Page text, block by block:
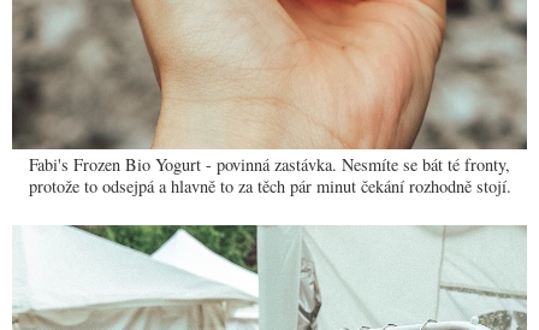
Fabi's Frozen Bio Yogurt - povinná zastávka. Nesmíte se bát té fronty,
protože to odsejpá a hlavně to za těch pár minut čekání rozhodně stojí.